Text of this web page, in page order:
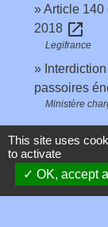
Article 140
2018 open_in_new
Legifrance
passoires
Ministère
This site uses
to activate
OK, accept all